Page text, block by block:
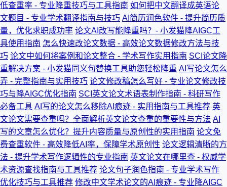
低查重率 - 专业降重技巧与工具指南 如何把中文翻译成英语论
文题目 - 专业学术翻译指南与技巧 AI简历润色软件 - 提升简历质
量，优化求职成功率 论文AI改写能降重吗？- 小发猫降AIGC工
具使用指南 怎么快速改论文数据 - 高效论文数据修改方法与技
巧 论文中如何将案例和论文整合 - 学术写作实用指南 SCI论文降
重解决方案 - 小发猫同义句替换工具助您轻松降重 AI写论文怎么
弄 - 完整指南与实用技巧 论文修改稿怎么写好 - 专业论文修改技
巧与降AIGC优化指南 SCI英文论文术语表制作指南 - 科研写作
必备工具 AI写的论文怎么移除AI痕迹 - 实用指南与工具推荐 英
文论文需要查重吗？全面解析英文论文查重的重要性与方法 AI
写的文章怎么优化？提升内容质量与原创性的实用指南 论文免
费查重软件 - 高效降低AI率，保障学术原创性 论文逻辑清晰的方
法 - 提升学术写作逻辑性的专业指南 英文论文在哪里查 - 权威学
术资源查找指南与工具推荐 论文句子润色指南 - 专业学术写作
优化技巧与工具推荐 修改中文学术论文的AI痕迹 - 专业降AIGC